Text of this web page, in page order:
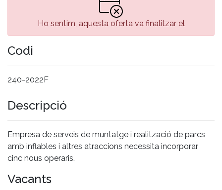
Ho sentim, aquesta oferta va finalitzar el
Codi
240-2022F
Descripció
Empresa de serveis de muntatge i realització de parcs
amb inflables i altres atraccions necessita incorporar
cinc nous operaris.
Vacants